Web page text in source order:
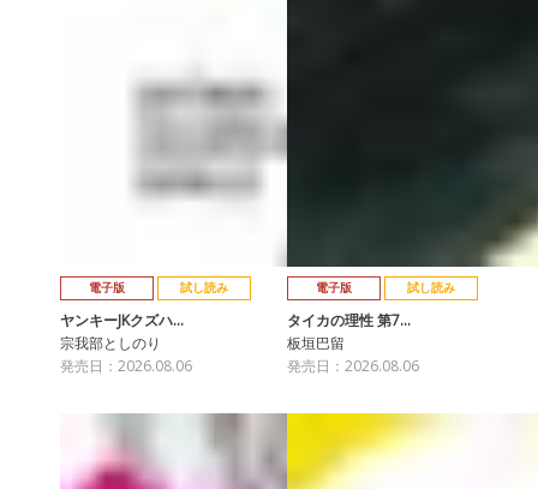
電子版 試し読み
ヤンキーJKクズハ…
宗我部としのり
発売日：2026.08.06
電子版 試し読み
タイカの理性 第7…
板垣巴留
発売日：2026.08.06